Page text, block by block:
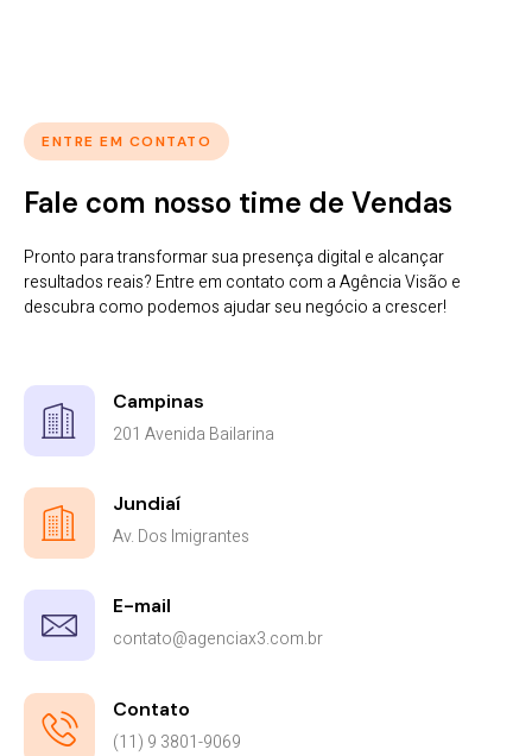
ENTRE EM CONTATO
Fale com nosso time de Vendas
Pronto para transformar sua presença digital e alcançar
resultados reais? Entre em contato com a Agência Visão e
descubra como podemos ajudar seu negócio a crescer!
Campinas
201 Avenida Bailarina
Jundiaí
Av. Dos Imigrantes
Contato
(11) 9 3801-9069
E-mail
contato@agenciax3.com.br